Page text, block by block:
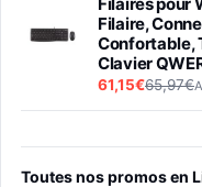
Filaire,
Confortable,
Clavier
61,15€65,97€
trs/min) avec
Toutes nos promos en